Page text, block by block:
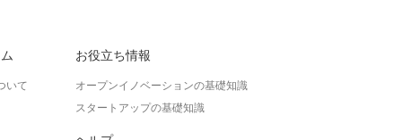
いて
お役立ち情報
オープンイノベーションの基礎知識
スタートアップの基礎知識